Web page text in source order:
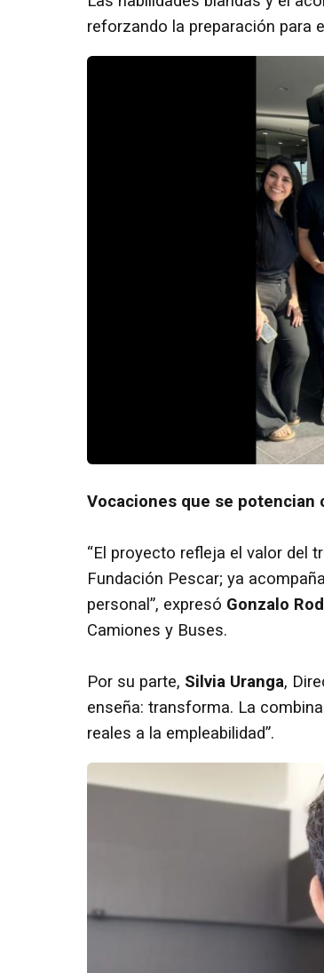
reforzando la preparación para
Vocaciones que se potencian
“El proyecto refleja el valor del
Fundación Pescar; ya
personal”, expresó Gonzalo
Camiones y Buses.
Por su parte, Silvia Uranga,
enseña: transforma. La
reales a la empleabilidad”.